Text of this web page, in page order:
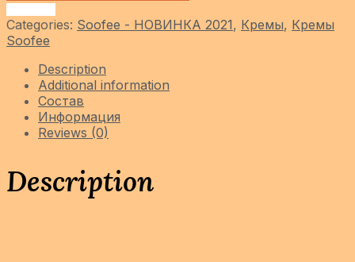
Categories: Soofee - НОВИНКА 2021, Кремы, Кремы
Soofee
Description
Additional information
Состав
Информация
Reviews (0)
Description